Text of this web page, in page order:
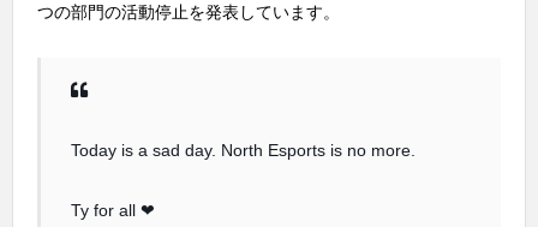
つの部門の活動停止を発表しています。
Today is a sad day. North Esports is no more.
Ty for all ❤